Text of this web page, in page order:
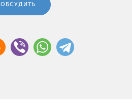
ОБСУДИТЬ